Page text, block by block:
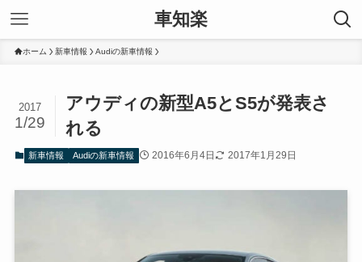
車知楽
ホーム 新車情報 Audiの新車情報
アウディの新型A5とS5が発表さ
れる
2017
1/29
新車情報 Audiの新車情報 2016年6月4日 2017年1月29日